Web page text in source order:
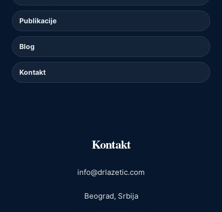
Publikacije
Blog
Kontakt
Kontakt
info@drlazetic.com
Beograd, Srbija